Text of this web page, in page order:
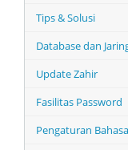
Tips & Solusi
Database dan
Update Zahir
Fasilitas Password
Pengaturan Bahasa